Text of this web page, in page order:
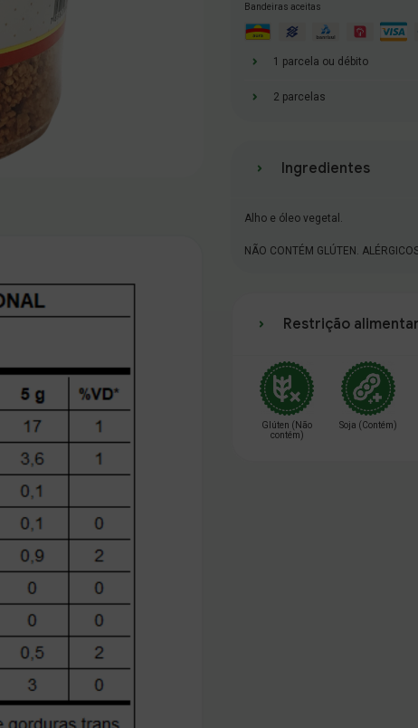
Bandeiras aceitas
1 parcela ou débito
2 parcelas
Ingredientes
Alho e óleo vegetal.
NÃO CONTÉM GLÚTEN.
Restrição alimentar
Glúten (Não
contém)
Soja (Contém)
Complemento Bairro
Estado
Meu carrinho
Meu carrinho
Nova Senha
Confirmação